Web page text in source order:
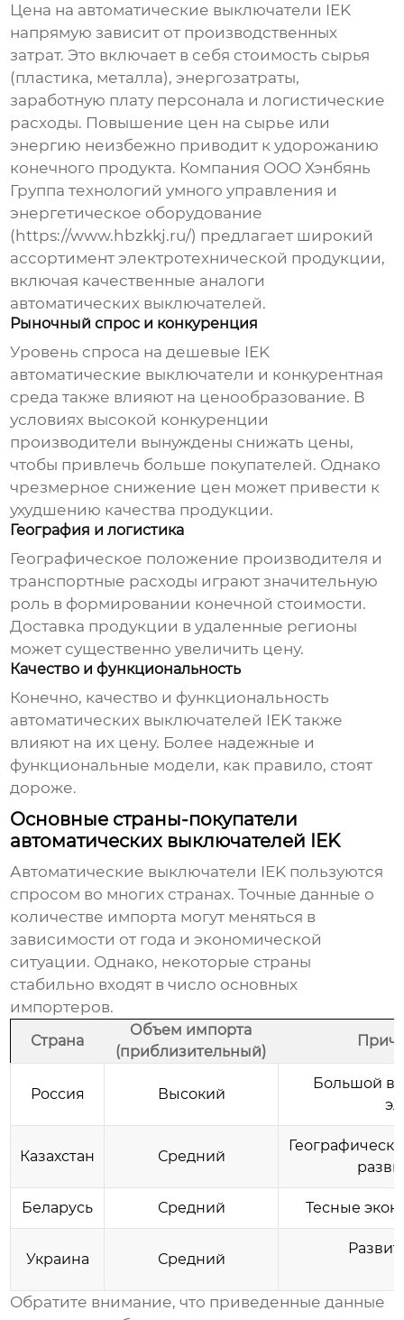
Цена на автоматические выключатели IEK
напрямую зависит от производственных
затрат. Это включает в себя стоимость сырья
(пластика, металла), энергозатраты,
заработную плату персонала и логистические
расходы. Повышение цен на сырье или
энергию неизбежно приводит к удорожанию
конечного продукта. Компания ООО Хэнбянь
Группа технологий умного управления и
энергетическое оборудование
( https://www.hbzkkj.ru/) предлагает широкий
ассортимент электротехнической продукции,
включая качественные аналоги
автоматических выключателей.
Рыночный спрос и конкуренция
Уровень спроса надешевые IEK
автоматические выключатели и конкурентная
среда также влияют на ценообразование. В
условиях высокой конкуренции
производители вынуждены снижать цены,
чтобы привлечь больше покупателей. Однако
чрезмерное снижение цен может привести к
ухудшению качества продукции.
География и логистика
Географическое положение производителя и
транспортные расходы играют значительную
роль в формировании конечной стоимости.
Доставка продукции в удаленные регионы
может существенно увеличить цену.
Качество и функциональность
Конечно, качество и функциональность
автоматических выключателей IEK также
влияют на их цену. Более надежные и
функциональные модели, как правило, стоят
дороже.
Основные страны-покупатели
автоматических выключателей IEK
Автоматические выключатели IEK пользуются
спросом во многих странах. Точные данные о
количестве импорта могут меняться в
зависимости от года и экономической
ситуации. Однако, некоторые страны
стабильно входят в число основных
импортеров.
Страна
Объем импорта
(приблизительный)
Россия Высокий
Большой
Казахстан Средний
Беларусь Средний Тесные
Украина Средний
Обратите внимание, что приведенные данные